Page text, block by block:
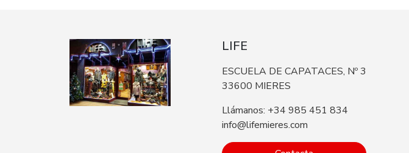
LIFE
ESCUELA DE CAPATACES, Nº 3
33600 MIERES
Llámanos: +34 985 451 834
info@lifemieres.com